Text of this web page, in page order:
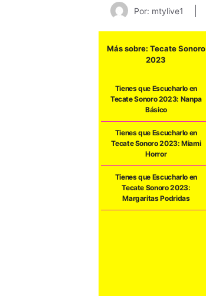
Por: mtylive1
Más sobre: Tecate Sonoro
2023
Tienes que Escucharlo en
Tecate Sonoro 2023: Nanpa
Básico
Tienes que Escucharlo en
Tecate Sonoro 2023: Miami
Horror
Tienes que Escucharlo en
Tecate Sonoro 2023:
Margaritas Podridas